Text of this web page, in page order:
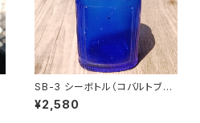
SB-3 シーボトル（コバルトブル
ー）
¥2,580